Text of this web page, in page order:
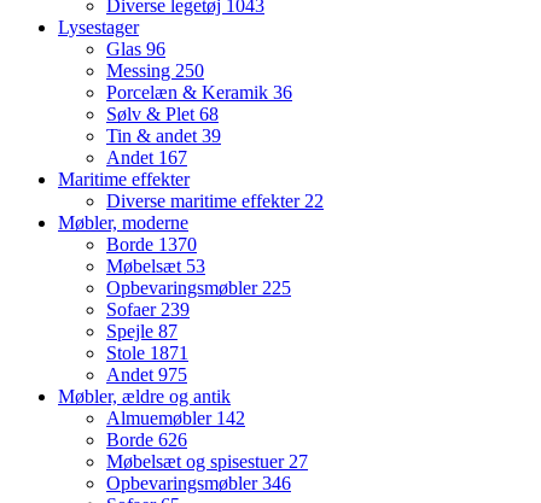
Diverse legetøj 1043
Lysestager
Glas 96
Messing 250
Porcelæn & Keramik 36
Sølv & Plet 68
Tin & andet 39
Andet 167
Maritime effekter
Diverse maritime effekter 22
Møbler, moderne
Borde 1370
Møbelsæt 53
Opbevaringsmøbler 225
Sofaer 239
Spejle 87
Stole 1871
Andet 975
Møbler, ældre og antik
Almuemøbler 142
Borde 626
Møbelsæt og spisestuer 27
Opbevaringsmøbler346